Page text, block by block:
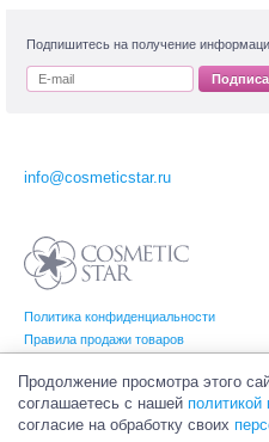
Подпишитесь на получение
Политика конфиденциальности
Правила продажи товаров
info@cosmeticstar.ru
Продолжение просмотра этого
соглашаетесь с нашей
согласие на обработку своих